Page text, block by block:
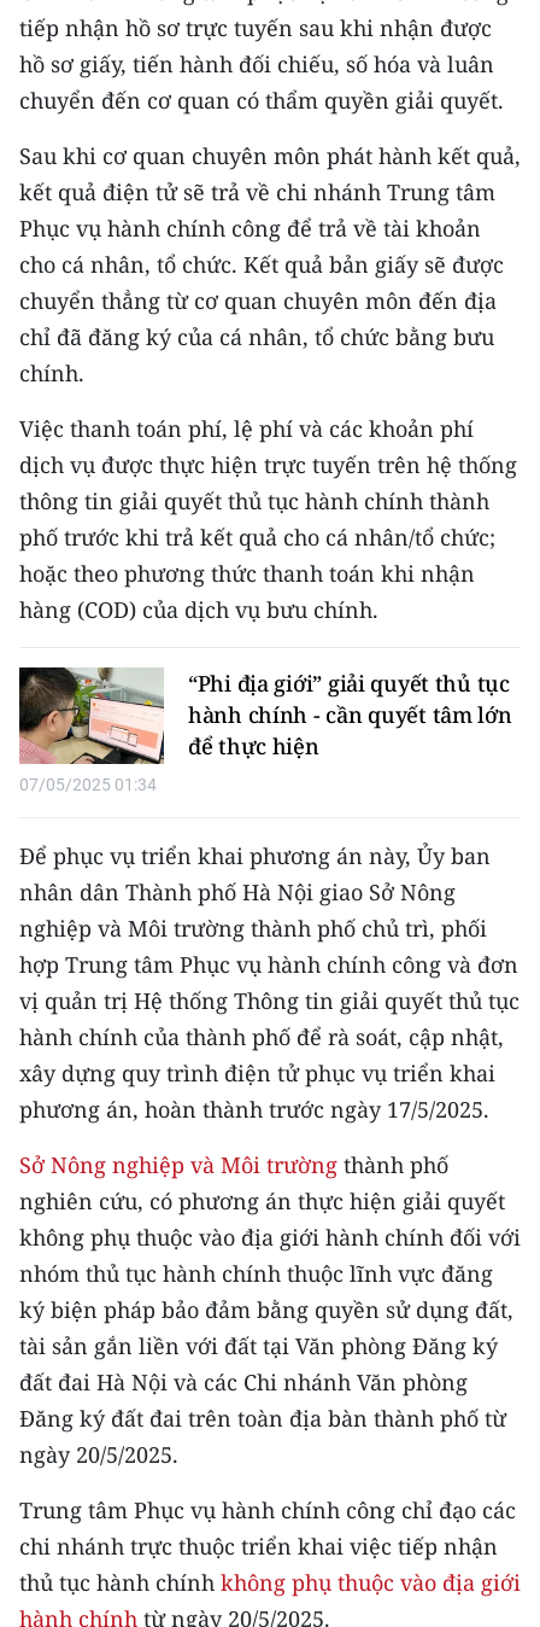
ENGLISH
中文
РУССКИЙ
ESPAÑOL
한국어
tiếp nhận hồ sơ trực tuyến sau khi nhận được
hồ sơ giấy, tiến hành đối chiếu, số hóa và luân
chuyển đến cơ quan có thẩm quyền giải quyết.
Sau khi cơ quan chuyên môn phát hành kết quả,
kết quả điện tử sẽ trả về chi nhánh Trung tâm
Phục vụ hành chính công để trả về tài khoản
cho cá nhân, tổ chức. Kết quả bản giấy sẽ được
chuyển thẳng từ cơ quan chuyên môn đến địa
chỉ đã đăng ký của cá nhân, tổ chức bằng bưu
chính.
Việc thanh toán phí, lệ phí và các khoản phí
dịch vụ được thực hiện trực tuyến trên hệ thống
thông tin giải quyết thủ tục hành chính thành
phố trước khi trả kết quả cho cá nhân/tổ chức;
hoặc theo phương thức thanh toán khi nhận
hàng (COD) của dịch vụ bưu chính.
“Phi địa giới” giải quyết thủ tục
hành chính - cần quyết tâm lớn
để thực hiện
07/05/2025 01:34
Để phục vụ triển khai phương án này, Ủy ban
nhân dân Thành phố Hà Nội giao Sở Nông
nghiệp và Môi trường thành phố chủ trì, phối
hợp Trung tâm Phục vụ hành chính công và đơn
vị quản trị Hệ thống Thông tin giải quyết thủ tục
hành chính của thành phố để rà soát, cập nhật,
xây dựng quy trình điện tử phục vụ triển khai
phương án, hoàn thành trước ngày 17/5/2025.
Sở Nông nghiệp và Môi trường thành phố
nghiên cứu, có phương án thực hiện giải quyết
không phụ thuộc vào địa giới hành chính đối với
nhóm thủ tục hành chính thuộc lĩnh vực đăng
ký biện pháp bảo đảm bằng quyền sử dụng đất,
tài sản gắn liền với đất tại Văn phòng Đăng ký
đất đai Hà Nội và các Chi nhánh Văn phòng
Đăng ký đất đai trên toàn địa bàn thành phố từ
ngày 20/5/2025.
Trung tâm Phục vụ hành chính công chỉ đạo các
chi nhánh trực thuộc triển khai việc tiếp nhận
thủ tục hành chính không phụ thuộc vào địa giới
hành chính từ ngày 20/5/2025.